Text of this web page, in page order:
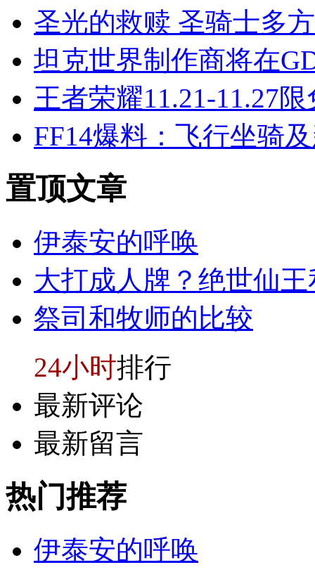
圣光的救赎 圣骑士多
坦克世界制作商将在
王者荣耀11.21-11.27
FF14爆料：飞行坐骑
置顶文章
伊泰安的呼唤
大打成人牌？绝世仙
祭司和牧师的比较
24小时排行
最新评论
最新留言
热门推荐
伊泰安的呼唤